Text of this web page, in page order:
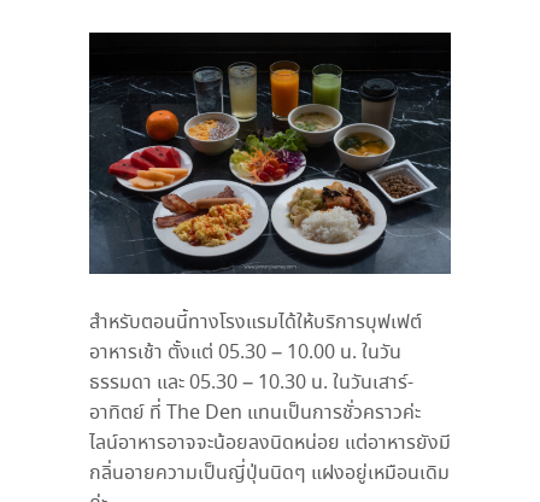
สำหรับตอนนี้ทางโรงแรมได้ให้บริการบุฟเฟต์
อาหารเช้า ตั้งแต่ 05.30 – 10.00 น. ในวัน
ธรรมดา และ 05.30 – 10.30 น. ในวันเสาร์-
อาทิตย์ ที่ The Den แทนเป็นการชั่วคราวค่ะ
ไลน์อาหารอาจจะน้อยลงนิดหน่อย แต่อาหารยังมี
กลิ่นอายความเป็นญี่ปุ่นนิดๆ แฝงอยู่เหมือนเดิม